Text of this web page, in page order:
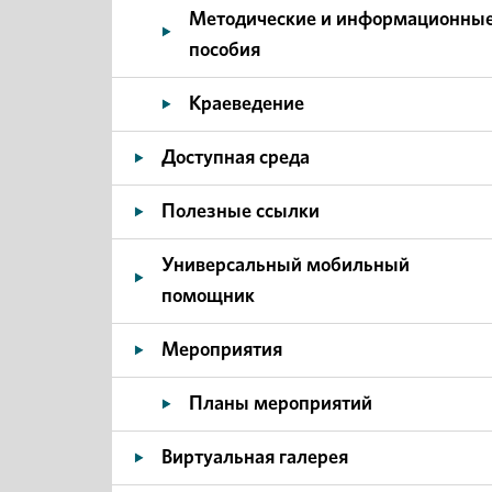
Методические и
пособия
Краеведение
Доступная среда
Полезные ссылки
Универсальный мобильный
помощник
Мероприятия
Планы мероприятий
Виртуальная галерея